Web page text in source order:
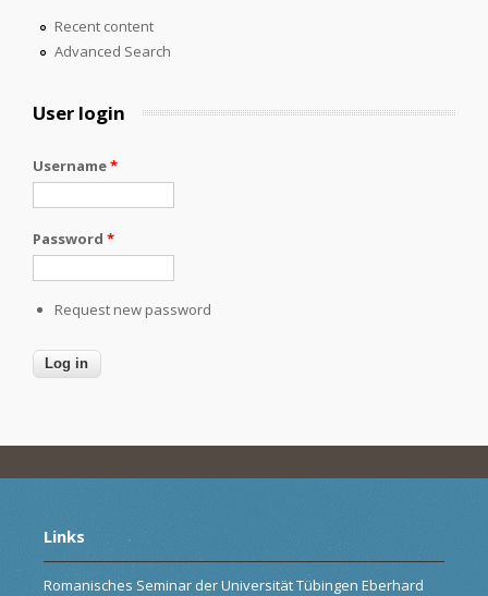
Recent content
Advanced Search
User login
Username*
Password *
Request new password
Links
Romanisches Seminar der Universität Tübingen Eberhard